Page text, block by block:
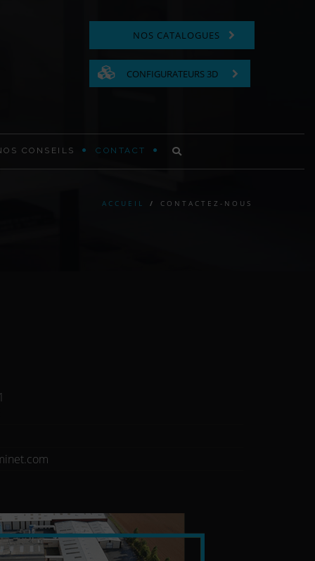
NOS CATALOGUES
CONFIGURATEURS 3D
CONSEILS CONTACT
ACCUEIL / CONTACTEZ-NOUS